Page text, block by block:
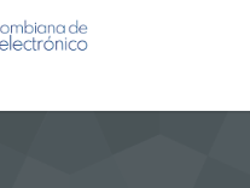
navigation